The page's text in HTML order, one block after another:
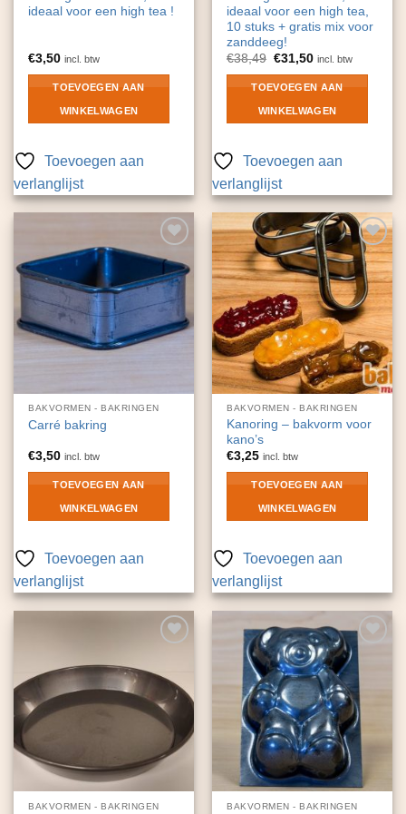
ideaal voor een high tea !
€3,50 incl. btw
TOEVOEGEN AAN
WINKELWAGEN
Toevoegen aan
verlanglijst
ideaal voor een high tea,
10 stuks + gratis mix voor
zanddeeg!
€38,49 Oorspronkelijke
was:
€38,49.
€31,50Huidige
is:
€31,50.
incl. btw
TOEVOEGEN AAN
WINKELWAGEN
Toevoegen aan
verlanglijst
Toevoegen
aan
verlanglijst
BAKVORMEN - BAKRINGEN
Carré bakring
€3,50 incl. btw
TOEVOEGEN AAN
WINKELWAGEN
Toevoegen aan
verlanglijst
Toevoegen
aan
verlanglijst
BAKVORMEN - BAKRINGEN
Kanoring – bakvorm voor
kano’s
€3,25 incl. btw
TOEVOEGEN AAN
WINKELWAGEN
Toevoegen aan
verlanglijst
aan
verlanglijst
BAKVORMEN - BAKRINGEN
Toevoegen
aan
verlanglijst
BAKVORMEN - BAKRINGEN